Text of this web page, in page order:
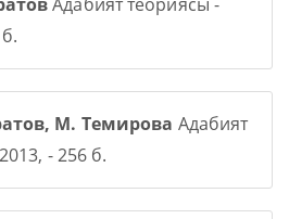
М. Темирова Адабият
- 256 б.